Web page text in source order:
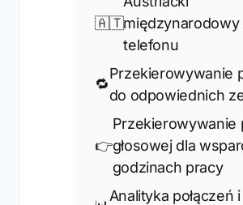
🇦🇹międzynarodowy
telefonu
🔁
Przekierowywanie
do odpowiednich
👉
Przekierowywanie
głosowej dla
godzinach pracy
Analityka połączeń i